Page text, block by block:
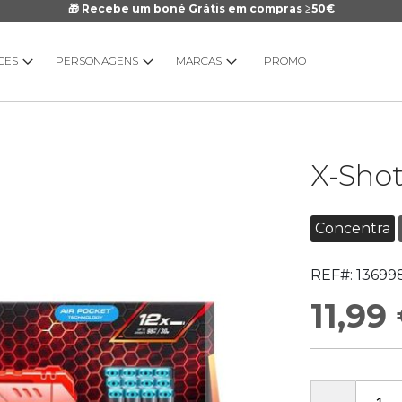
🎁 Recebe um boné Grátis em compras ≥50€
PERSONAGENS MARCAS PROMO
X-
Concentra
REF#:
11,99
início
imagens